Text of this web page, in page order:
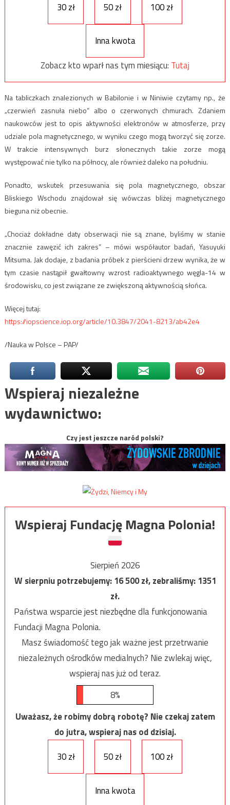
30 zł 50 zł 100 zł
Inna kwota
Zobacz kto wparł nas tym miesiącu: Tutaj
Na tabliczkach znalezionych w Babilonie i w Niniwie czytamy np., że
„czerwień zasnuła niebo” albo o czerwonych chmurach. Zdaniem
naukowców jest to opis aktywności elektronów w atmosferze, przy
udziale pola magnetycznego, w wyniku czego mogą tworzyć się zorze.
W trakcie intensywnych burz słonecznych takie zorze mogą
występować nie tylko na północy, ale również daleko na południu.
Ponadto, wskutek przesuwania się pola magnetycznego, obszar
Bliskiego Wschodu znajdował się wówczas bliżej magnetycznego
bieguna niż obecnie.
„Chociaż dokładne daty obserwacji nie są znane, byliśmy w stanie
znacznie zawęzić ich zakres” – mówi współautor badań, Yasuyuki
Mitsuma. Jak dodaje, z badania próbek z pierścieni drzew wynika, że w
tym czasie nastąpił gwałtowny wzrost radioaktywnego węgla-14 w
środowisku, co jest związane ze zwiększoną aktywnością słońca.
Więcej tutaj:
https://iopscience.iop.org/article/10.3847/2041-8213/ab42e4
/Nauka w Polsce – PAP/
Wspieraj niezależne
wydawnictwo:
Czy jest jeszcze naród polski?
Wspieraj Fundację Magna Polonia!
Sierpień 2026
W sierpniu potrzebujemy:16 500zł, zebraliśmy:1351
zł.
Państwa wsparcie jest niezbędne dla funkcjonowania
Fundacji Magna Polonia.
Masz świadomość tego jak ważne jest przetrwanie
niezależnych ośrodków medialnych? Nie zwlekaj więc,
wspieraj nas już od teraz.
8%
Uważasz, że robimy dobrą robotę? Nie czekaj zatem
do jutra, wspieraj nas od dzisiaj.
30 zł
50 zł 100 zł
Inna kwota